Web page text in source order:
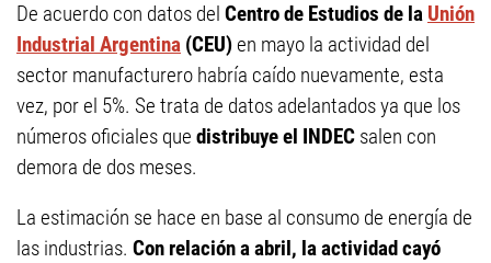
De acuerdo con datos del Centro de Estudios de la Unión
Industrial Argentina (CEU)en mayo la actividad del
sector manufacturero habría caído nuevamente, esta
vez, por el 5%. Se trata de datos adelantados ya que los
números oficiales que distribuye el INDEC salen con
demora de dos meses.
La estimación se hace en base al consumo de energía de
las industrias. Con relación a abril, la actividad cayó